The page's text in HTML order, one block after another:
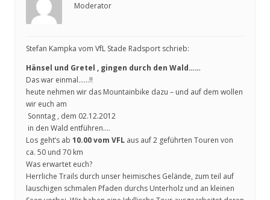
Moderator
Stefan Kampka vom VfL Stade Radsport schrieb:
Hänsel und Gretel , gingen durch den Wald……
Das war einmal……!!
heute nehmen wir das Mountainbike dazu – und auf dem wollen
wir euch am
Sonntag , dem 02.12.2012
in den Wald entführen….
Los geht’s ab 10.00 vom VFL aus auf 2 geführten Touren von
ca. 50 und 70 km
Was erwartet euch?
Herrliche Trails durch unser heimisches Gelände, zum teil auf
lauschigen schmalen Pfaden durchs Unterholz und an kleinen